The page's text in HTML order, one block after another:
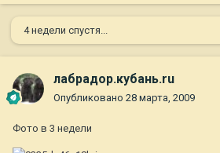
4 недели спустя...
лабрадор.кубань.ru
Опубликовано 28 марта, 2009
Фото в 3 недели